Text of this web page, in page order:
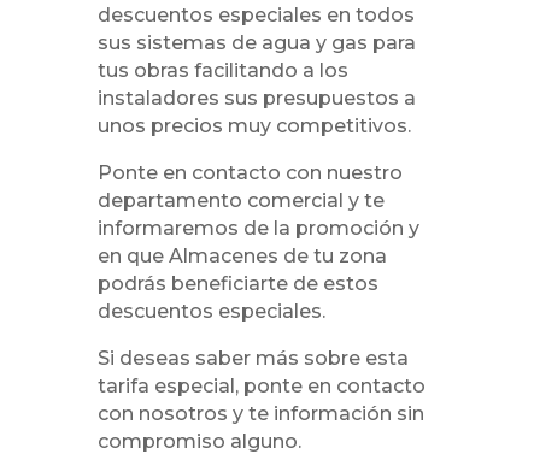
descuentos especiales en todos
sus sistemas de agua y gas para
tus obras facilitando a los
instaladores sus presupuestos a
unos precios muy competitivos.
Ponte en contacto con nuestro
departamento comercial y te
informaremos de la promoción y
en que Almacenes de tu zona
podrás beneficiarte de estos
descuentos especiales.
Si deseas saber más sobre esta
tarifa especial, ponte en contacto
con nosotros y te información sin
compromiso alguno.